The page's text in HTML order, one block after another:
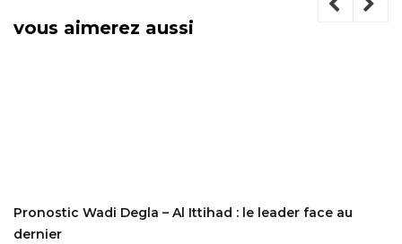
vous aimerez aussi
Pronostic Wadi Degla – Al Ittihad : le leader face au
dernier